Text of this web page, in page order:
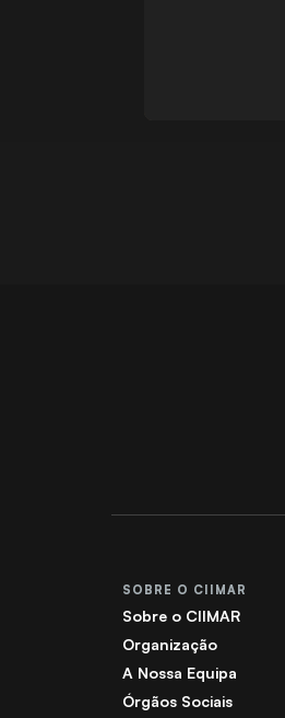
SOBRE O CIIMAR
Sobre o CIIMAR
Organização
A Nossa Equipa
Órgãos Sociais